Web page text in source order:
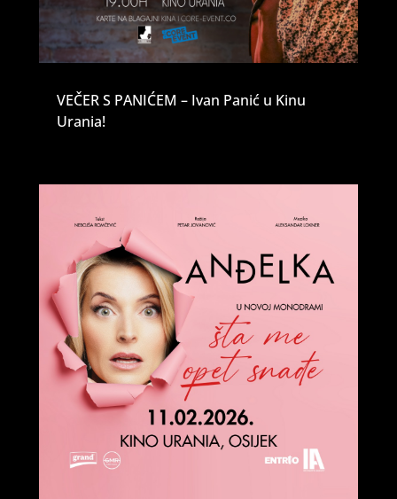
VEČER S PANIĆEM – Ivan Panić u Kinu
Urania!